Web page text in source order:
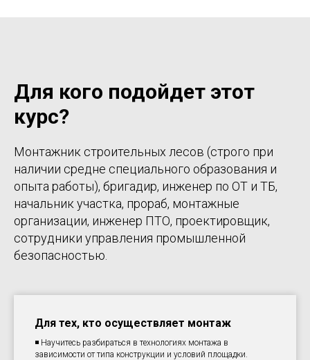
Для кого подойдет этот
курс?
Монтажник строительных лесов (строго при
наличии средне специального образования и
опыта работы), бригадир, инженер по ОТ и ТБ,
начальник участка, прораб, монтажные
организации, инженер ПТО, проектировщик,
сотрудники управления промышленной
безопасностью.
Для тех, кто осуществляет монтаж
◾️ Научитесь разбираться в технологиях монтажа в
зависимости от типа конструкции и условий площадки.